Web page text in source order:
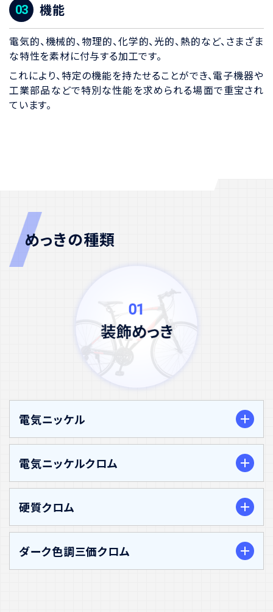
機能
電気的、機械的、物理的、化学的、光的、熱的など、さまざま
な特性を素材に付与する加工です。
これにより、特定の機能を持たせることができ、電子機器や
工業部品などで特別な性能を求められる場面で重宝され
ています。
めっきの種類
電気ニッケル
1. 耐食性・耐変色性
ニッケルめっき層が基材を保護し、優れた耐食性を発
揮します。これにより、湿気や腐食環境下での使用に適
電気ニッケルクロム
硬質クロム
ダーク色調三価クロム